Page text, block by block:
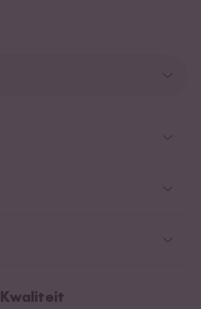
Kwaliteit